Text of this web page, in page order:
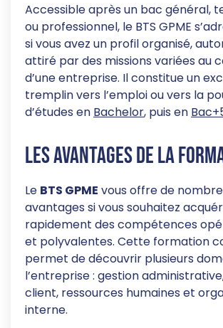
Accessible après un bac général,
ou professionnel, le BTS GPME
si vous avez un profil organisé,
attiré par des missions variées au
d’une entreprise. Il constitue un
tremplin vers l’emploi ou vers la
d’études en Bachelor, puis en
Les avantages de la
Le BTS GPME vous offre de
avantages si vous souhaitez
rapidement des compétences
et polyvalentes. Cette formation
permet de découvrir plusieurs
l’entreprise : gestion
client, ressources humaines et
interne.